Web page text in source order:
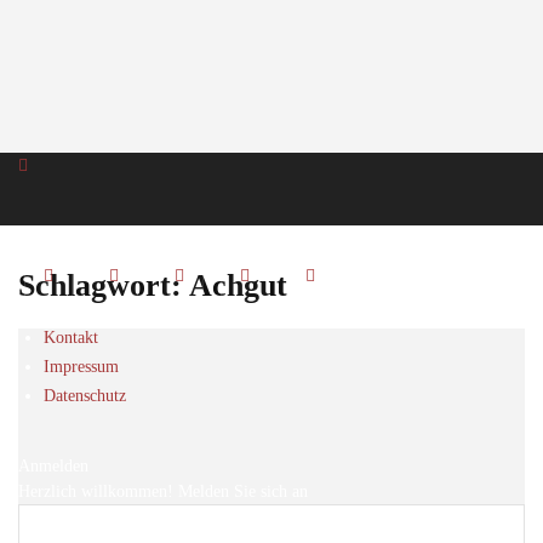
Kontakt
Impressum
Datenschutz
Schlagwort: Achgut